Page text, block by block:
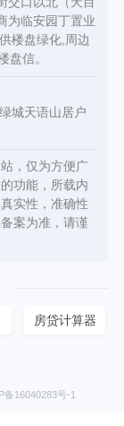
为临安园丁置业
楼盘绿化,周边
盘信。
绿城天语山居户
，仅为方便广
功能，所载内
实性，准确性
案为准，请谨
房贷计算器
备16040283号-1